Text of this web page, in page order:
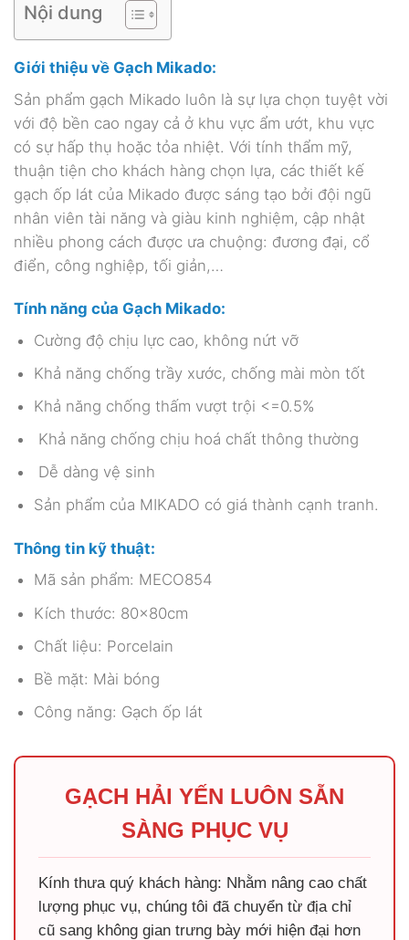
Nội dung
Giới thiệu về Gạch Mikado:
Sản phẩm gạch Mikado luôn là sự lựa chọn tuyệt vời
với độ bền cao ngay cả ở khu vực ẩm ướt, khu vực
có sự hấp thụ hoặc tỏa nhiệt. Với tính thẩm mỹ,
thuận tiện cho khách hàng chọn lựa, các thiết kế
gạch ốp lát của Mikado được sáng tạo bởi đội ngũ
nhân viên tài năng và giàu kinh nghiệm, cập nhật
nhiều phong cách được ưa chuộng: đương đại, cổ
điển, công nghiệp, tối giản,…
Tính năng của Gạch Mikado:
Cường độ chịu lực cao, không nứt vỡ
Khả năng chống trầy xước, chống mài mòn tốt
Khả năng chống thấm vượt trội <=0.5%
Khả năng chống chịu hoá chất thông thường
Dễ dàng vệ sinh
Sản phẩm của MIKADO có giá thành cạnh tranh.
Thông tin kỹ thuật:
Mã sản phẩm: MECO854
Kích thước: 80x80cm
Chất liệu: Porcelain
Bề mặt: Mài bóng
Công năng: Gạch ốp lát
GẠCH HẢI YẾN LUÔN SẴN
SÀNG PHỤC VỤ
Kính thưa quý khách hàng: Nhằm nâng cao chất
lượng phục vụ, chúng tôi đã chuyển từ địa chỉ
cũ sang không gian trưng bày mới hiện đại hơn